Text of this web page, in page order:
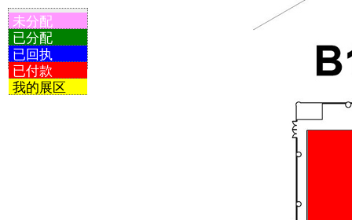
未分配
已分配
已回执
已付款
我的展区